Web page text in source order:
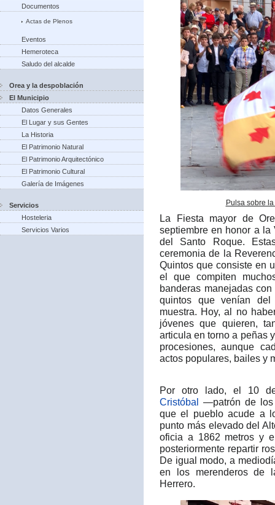
Documentos
Actas de Plenos
Eventos
Hemeroteca
Saludo del alcalde
Orea y la despoblación
El Municipio
Datos Generales
El Lugar y sus Gentes
La Historia
El Patrimonio Natural
El Patrimonio Arquitectónico
El Patrimonio Cultural
Galería de Imágenes
Servicios
Hosteleria
Servicios Varios
Pulsa sobre
La Fiesta mayor de
septiembre en honor a
del Santo Roque.
ceremonia de la
Quintos que consiste en
el que compiten
banderas manejadas
quintos que venían
muestra. Hoy, al no
jóvenes que quieren,
articula en torno a peñas
procesiones, aunque
actos populares, bailes y
Por otro lado, el 10
Cristóbal —patrón de los
que el pueblo acude a
punto más elevado del
oficia a 1862 metros y
posteriormente repartir
De igual modo, a
en los merenderos de
Herrero.​